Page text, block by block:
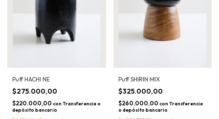
Puff HACHI NE
$275.000,00
$220.000,00 con Transferencia o
depósito bancario
Puff SHIRIN MIX
$325.000,00
$260.000,00 con Transferencia
o depósito bancario